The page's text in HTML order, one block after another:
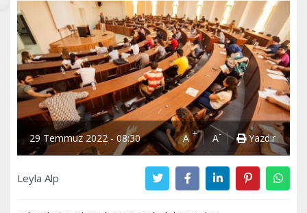
29 Temmuz 2022 - 08:30 A+ A- Yazdır
Leyla Alp